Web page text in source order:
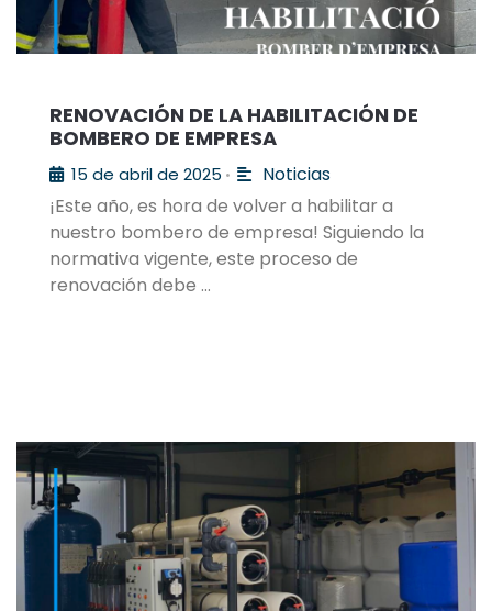
RENOVACIÓN DE LA HABILITACIÓN DE
BOMBERO DE EMPRESA
15 de abril de 2025 •
Noticias
¡Este año, es hora de volver a habilitar a
nuestro bombero de empresa! Siguiendo la
normativa vigente, este proceso de
renovación debe …